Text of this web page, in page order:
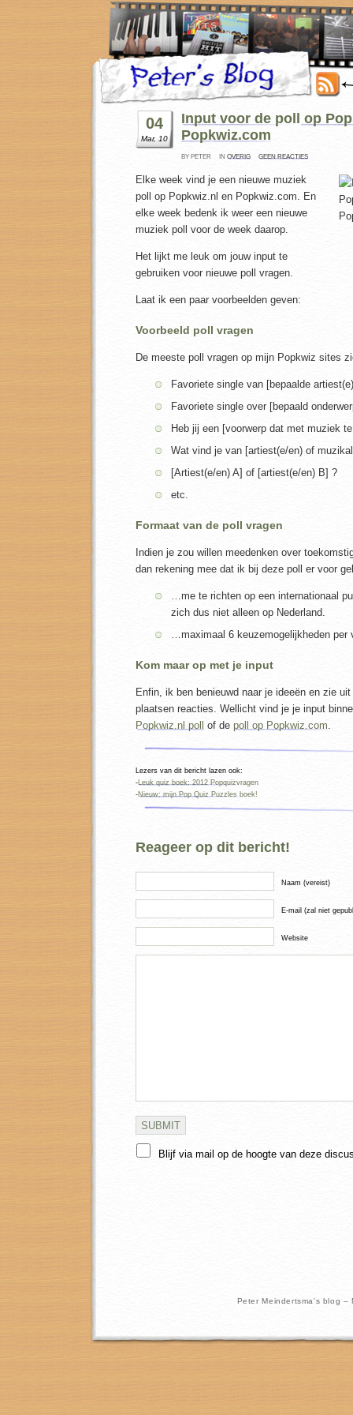
04
Mar, 10
Input voor de poll op
Popkwiz.com
BY PETER IN OVERIG GEEN REACTIES
Elke week vind je een nieuwe muziek
poll op Popkwiz.nl en Popkwiz.com. En
elke week bedenk ik weer een nieuwe
muziek poll voor de week daarop.
Het lijkt me leuk om jouw input te
gebruiken voor nieuwe poll vragen.
Laat ik een paar voorbeelden geven:
Voorbeeld poll vragen
De meeste poll vragen op mijn Popkwiz sites
Favoriete single van [bepaalde
Favoriete single over [bepaald
Heb jij een [voorwerp dat met muziek
Wat vind je van [artiest(e/en) of
[Artiest(e/en) A] of [artiest(e/en) B] ?
etc.
Formaat van de poll vragen
Indien je zou willen meedenken over
dan rekening mee dat ik bij deze poll er voor
…me te richten op een internationaal
zich dus niet alleen op Nederland.
…maximaal 6 keuzemogelijkheden per
Kom maar op met je input
Enfin, ik ben benieuwd naar je ideeën en zie
plaatsen reacties. Wellicht vind je je input
Popkwiz.nl poll
of de poll op Popkwiz.com.
Lezers van dit bericht lazen ook:
-Leuk quiz boek: 2012 Popquizvragen
-Nieuw: mijn Pop Quiz Puzzles boek!
Reageer op dit bericht!
Naam (vereist)
E-mail (zal niet
Website
Blijf via mail op de hoogte van deze
Peter Meindertsma's blog